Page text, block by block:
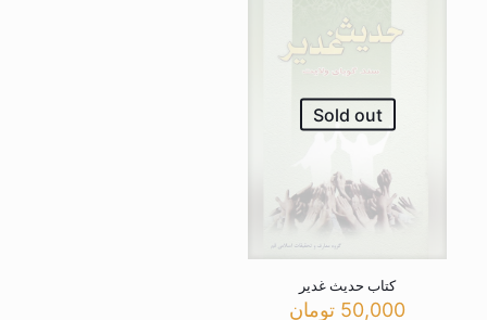
Sold out
کتاب حدیث غدیر
50,000 تومان